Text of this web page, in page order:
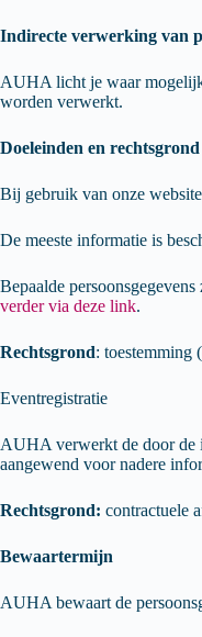
Indirecte verwerking van
AUHA licht je waar mogelijk
worden verwerkt.
Doeleinden en
Bij gebruik van onze website
De meeste informatie is
Bepaalde
verder via deze link.
Rechtsgrond: toestemming
Eventregistratie
AUHA verwerkt de door de
aangewend voor nadere
Rechtsgrond: contractuele
Bewaartermijn
AUHA bewaart de